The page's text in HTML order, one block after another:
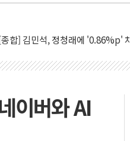
진·영덕 '호우특보'-포항 '산사태
천 합동연설회 나선 송영길·정청
민석, 2주차 제주·인천 경선서
보] 민주, 제주·인천 경선 결과
보] 민주, 인천 경선 결과 발표...
이버와 AI